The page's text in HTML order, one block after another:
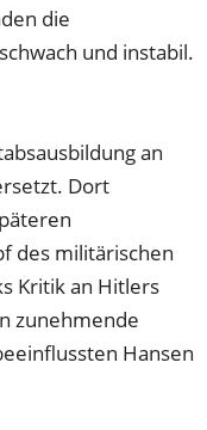
die
und instabil.
an
Dort
des militärischen
Kritik an Hitlers
zunehmende
Hansen